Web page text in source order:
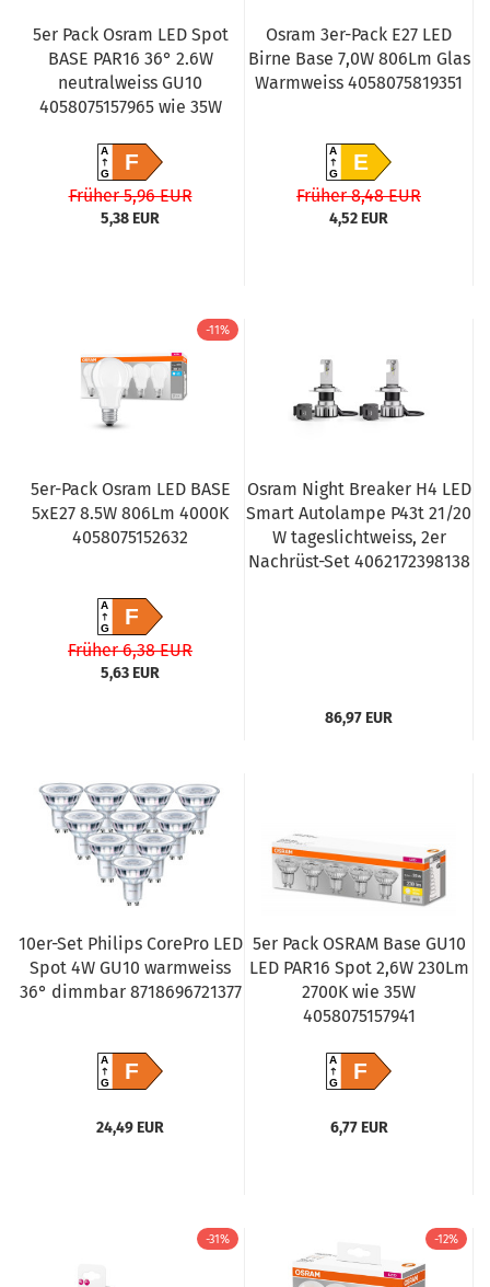
5er Pack Osram LED Spot
BASE PAR16 36° 2.6W
neutralweiss GU10
4058075157965 wie 35W
A
GF
Früher 5,96 EUR
5,38 EUR
Osram 3er-Pack E27 LED
Birne Base 7,0W 806Lm Glas
Warmweiss 4058075819351
A
GE
Früher 8,48 EUR
4,52 EUR
-11%
5er-Pack Osram LED BASE
5xE27 8.5W 806Lm 4000K
4058075152632
A
GF
Früher 6,38 EUR
5,63 EUR
Osram Night Breaker H4 LED
Smart Autolampe P43t 21/20
W tageslichtweiss, 2er
Nachrüst-Set 4062172398138
86,97 EUR
10er-Set Philips CorePro LED
Spot 4W GU10 warmweiss
36° dimmbar 8718696721377
A
GF
24,49 EUR
5er Pack OSRAM Base GU10
LED PAR16 Spot 2,6W 230Lm
2700K wie 35W
4058075157941
A
GF
6,77 EUR
-31% -12%